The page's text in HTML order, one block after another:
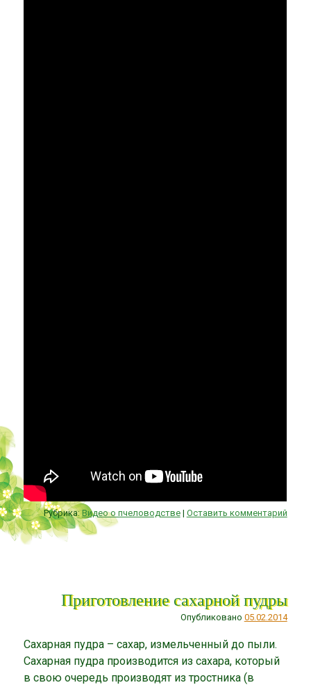
Рубрика:Видео о пчеловодстве | Оставить комментарий
Приготовление сахарной пудры
Опубликовано 05.02.2014
Сахарная пудра – сахар, измельченный до пыли.
Сахарная пудра производится из сахара, который
в свою очередь производят из тростника (в